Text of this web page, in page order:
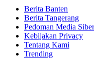
Berita Banten
Berita Tangerang
Pedoman Media Siber
Kebijakan Privacy
Tentang Kami
Trending